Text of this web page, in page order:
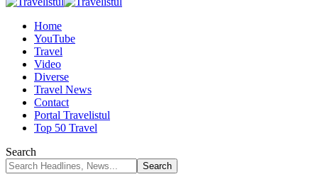
Home
YouTube
Travel
Video
Diverse
Travel News
Contact
Portal Travelistul
Top 50 Travel
Search